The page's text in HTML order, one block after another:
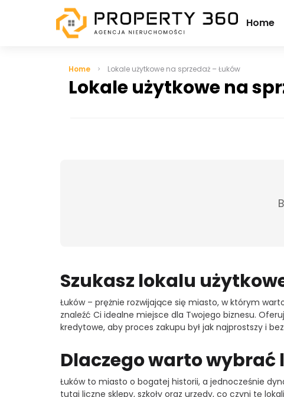
Home
Home Lokale użytkowe na sprzedaż – Łuków
Lokale użytkowe na
Szukasz lokalu
Łuków – prężnie rozwijające się miasto, w którym
znaleźć Ci idealne miejsce dla Twojego biznesu.
kredytowe, aby proces zakupu był jak najprostszy i
Dlaczego warto wybrać
Łuków to miasto o bogatej historii, a jednocześnie
tutaj liczne sklepy, szkoły oraz urzędy, co czyni tę